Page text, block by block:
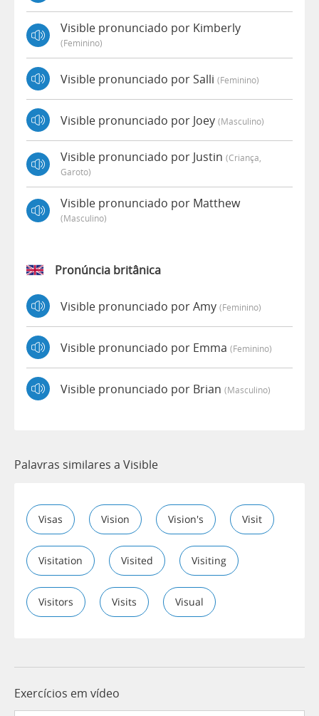
Visible pronunciado por Kimberly
(feminino)
Visible pronunciado por Salli (feminino)
Visible pronunciado por Joey (masculino)
Visible pronunciado por Justin (criança,
Garoto)
Visible pronunciado por Matthew
(masculino)
Pronúncia britânica
Visible pronunciado por Amy (feminino)
Visible pronunciado por Emma (feminino)
Visible pronunciado por Brian (masculino)
Palavras similares a Visible
Visas Vision Vision's Visit
Visitation Visited Visiting
Visitors Visits Visual
Exercícios em vídeo